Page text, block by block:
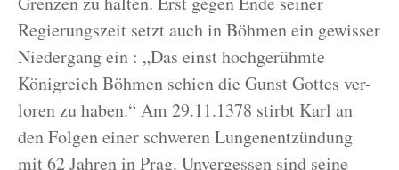
Regierungszeit setzt auch in Böhmen ein gewisser
Niedergang ein : „Das einst hochgerühmte
Königreich Böhmen schien die Gunst Gottes ver-
loren zu haben.“ Am 29.11.1378 stirbt Karl an
den Folgen einer schweren Lungenentzündung
mit 62 Jahren in Prag. Unvergessen sind seine